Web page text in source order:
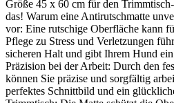
Größe 45 x 60 cm für den
das! Warum eine Antirutschmatte
vor: Eine rutschige Oberfläche kann
Pflege zu Stress und Verletzungen
sicheren Halt und gibt Ihrem Hund
Präzision bei der Arbeit: Durch den
können Sie präzise und sorgfältig
perfektes Schnittbild und ein